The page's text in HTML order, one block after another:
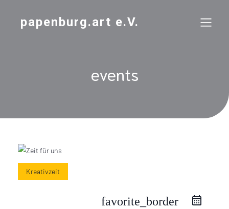
papenburg.art e.V.
events
Kreativzeit
favorite_border